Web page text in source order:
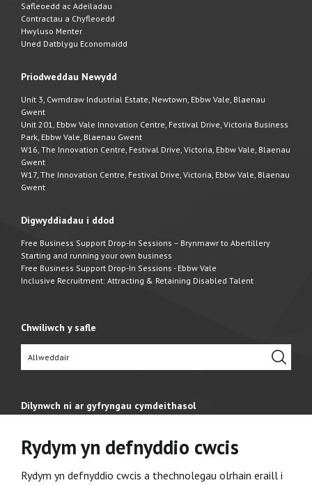
Rydym yn defnyddio cwcis
Rydym yn defnyddio cwcis a thechnolegau olrhain eraill i
Safleoedd ac Adeiladau
Contractau a Chyfleoedd
Hwyluso Menter
Uned Datblygu Economaidd
Priodweddau Newydd
Unit 3, Cwmdraw Industrial Estate, Newtown, Ebbw Vale, Blaenau
Gwent
Unit 201, Ebbw Vale Innovation Centre, Festival Drive, Victoria Business
Park, Ebbw Vale, Blaenau Gwent
W16, The Innovation Centre, Festival Drive, Victoria, Ebbw Vale, Blaenau
Gwent
W17, The Innovation Centre, Festival Drive, Victoria, Ebbw Vale, Blaenau
Gwent
Digwyddiadau i ddod
Free Business Support Drop-In Sessions – Brynmawr to Abertillery
Starting and running your own business
Free Business Support Drop-In Sessions - Ebbw Vale
Inclusive Recruitment: Attracting & Retaining Disabled Talent
Chwiliwch y safle
Dilynwch ni ar gyfryngau cymdeithasol